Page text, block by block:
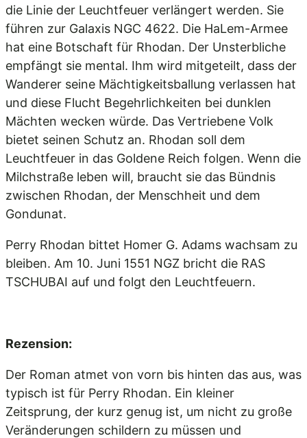
die Linie der Leuchtfeuer verlängert werden. Sie
führen zur Galaxis NGC 4622. Die HaLem-Armee
hat eine Botschaft für Rhodan. Der Unsterbliche
empfängt sie mental. Ihm wird mitgeteilt, dass der
Wanderer seine Mächtigkeitsballung verlassen hat
und diese Flucht Begehrlichkeiten bei dunklen
Mächten wecken würde. Das Vertriebene Volk
bietet seinen Schutz an. Rhodan soll dem
Leuchtfeuer in das Goldene Reich folgen. Wenn die
Milchstraße leben will, braucht sie das Bündnis
zwischen Rhodan, der Menschheit und dem
Gondunat.
Perry Rhodan bittet Homer G. Adams wachsam zu
bleiben. Am 10. Juni 1551 NGZ bricht die RAS
TSCHUBAI auf und folgt den Leuchtfeuern.
Rezension:
Der Roman atmet von vorn bis hinten das aus, was
typisch ist für Perry Rhodan. Ein kleiner
Zeitsprung, der kurz genug ist, um nicht zu große
Veränderungen schildern zu müssen und